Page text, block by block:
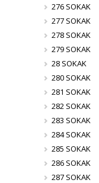
276 SOKAK
277 SOKAK
278 SOKAK
279 SOKAK
28 SOKAK
280 SOKAK
281 SOKAK
282 SOKAK
283 SOKAK
284 SOKAK
285 SOKAK
286 SOKAK
287 SOKAK